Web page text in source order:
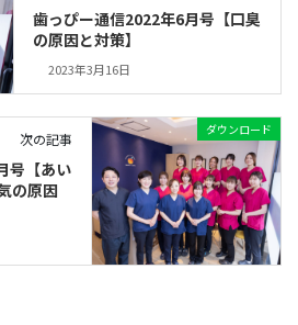
歯っぴー通信2022年6月号【口臭
の原因と対策】
2023年3月16日
ダウンロード
次の記事
号【あい
の原因